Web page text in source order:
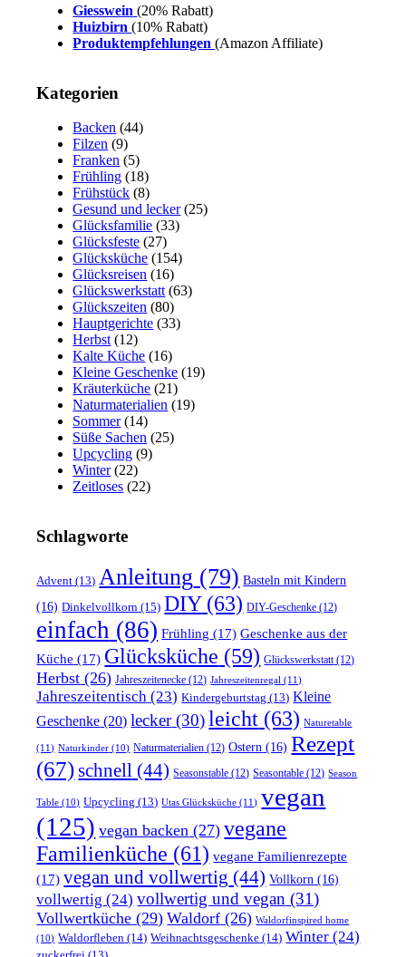
Giesswein (20% Rabatt)
Huizbirn(10% Rabatt)
Produktempfehlungen(Amazon Affiliate)
Kategorien
Backen (44)
Filzen (9)
Franken (5)
Frühling (18)
Frühstück (8)
Gesund und lecker(25)
Glücksfamilie (33)
Glücksfeste (27)
Glücksküche (154)
Glücksreisen (16)
Glückswerkstatt (63)
Glückszeiten (80)
Hauptgerichte (33)
Herbst (12)
Kalte Küche (16)
Kleine Geschenke (19)
Kräuterküche (21)
Naturmaterialien (19)
Sommer(14)
Süße Sachen (25)
Upcycling (9)
Winter(22)
Zeitloses (22)
Schlagworte
Advent (13) Anleitung (79) Basteln mit Kindern
(16) Dinkelvollkorn (15) DIY(63) DIY-Geschenke (12)
einfach (86) Frühling (17) Geschenke aus der
Küche (17) Glücksküche (59) Glückswerkstatt (12)
Herbst (26) Jahreszeitenecke (12) Jahreszeitenregal (11)
Jahreszeitentisch (23) Kindergeburtstag (13) Kleine
Geschenke (20) lecker(30) leicht (63) Naturetable
(11) Naturkinder (10) Naturmaterialien (12) Ostern (16) Rezept
(67)schnell (44) Seasonstable (12) Seasontable (12) Season
Table (10) Upcycling (13) Utas Glücksküche (11) vegan
(125) vegan backen (27) vegane
Familienküche (61) vegane Familienrezepte
(17) vegan und vollwertig (44) Vollkorn (16)
vollwertig (24) vollwertig und vegan (31)
Vollwertküche (29) Waldorf (26) Waldorfinspired home
(10) Waldorfleben (14) Weihnachtsgeschenke (14) Winter (24)